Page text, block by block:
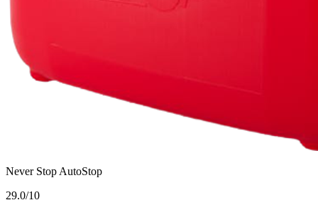
Never Stop AutoStop
29.0/10